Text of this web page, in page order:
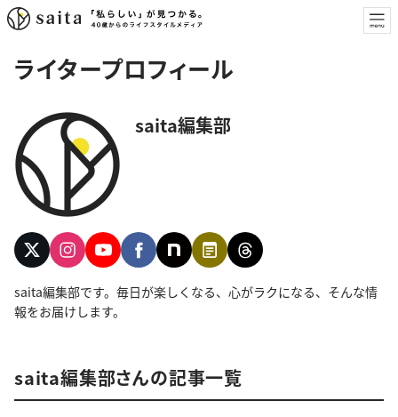
ライタープロフィール
saita編集部
saita編集部です。毎日が楽しくなる、心がラクになる、そんな情
報をお届けします。
saita編集部さんの記事一覧